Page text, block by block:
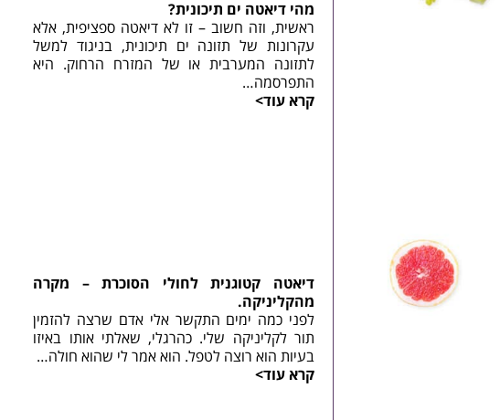
מהי דיאטה ים תיכונית?
ראשית, וזה חשוב – זו לא דיאטה ספציפית, אלא
עקרונות של תזונה ים תיכונית, בניגוד למשל
לתזונה המערבית או של המזרח הרחוק. היא
התפרסמה…
קרא עוד>
דיאטה קטוגנית לחולי הסוכרת – מקרה
מהקליניקה.
לפני כמה ימים התקשר אלי אדם שרצה להזמין
תור לקליניקה שלי. כהרגלי, שאלתי אותו באיזו
בעיות הוא רוצה לטפל. הוא אמר לי שהוא חולה…
קרא עוד>